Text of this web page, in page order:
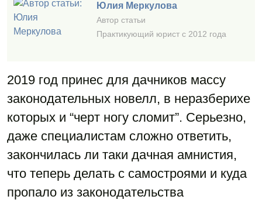
Юлия Меркулова
Автор статьи
Практикующий юрист с 2012 года
2019 год принес для дачников массу
законодательных новелл, в неразберихе
которых и “черт ногу сломит”. Серьезно,
даже специалистам сложно ответить,
закончилась ли таки дачная амнистия,
что теперь делать с самостроями и куда
пропало из законодательства